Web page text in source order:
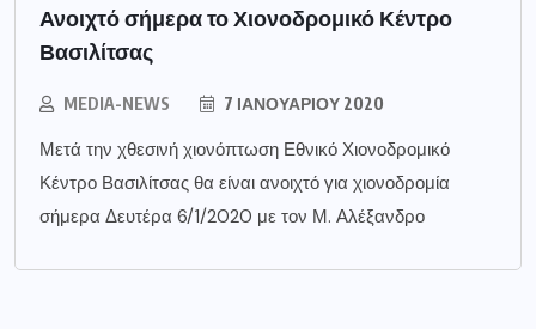
Ανοιχτό σήμερα το Χιονοδρομικό Κέντρο
Βασιλίτσας
MEDIA-NEWS 7 ΙΑΝΟΥΑΡΊΟΥ 2020
Μετά την χθεσινή χιονόπτωση Εθνικό Χιονοδρομικό
Κέντρο Βασιλίτσας θα είναι ανοιχτό για χιονοδρομία
σήμερα Δευτέρα 6/1/2020 με τον Μ. Αλέξανδρο